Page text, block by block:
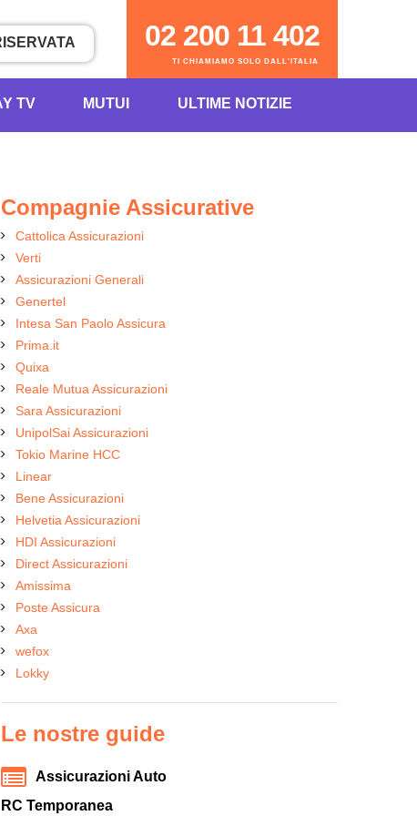
TI CHIAMIAMO SOLO DALL'ITALIA
02 200 11 402
TV MUTUI ULTIME NOTIZIE
Compagnie Assicurative
Cattolica Assicurazioni
Verti
Assicurazioni Generali
Genertel
Intesa San Paolo Assicura
Prima.it
Quixa
Reale Mutua Assicurazioni
Sara Assicurazioni
UnipolSai Assicurazioni
Tokio Marine HCC
Linear
Bene Assicurazioni
Helvetia Assicurazioni
HDI Assicurazioni
Direct Assicurazioni
Amissima
Poste Assicura
Axa
wefox
Lokky
Le nostre guide
Assicurazioni Auto
RC Temporanea